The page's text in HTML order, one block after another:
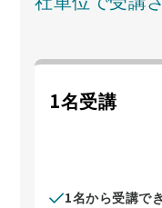
1名受講
1名から受講で